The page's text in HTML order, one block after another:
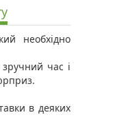
необхідно
час і
в деяких